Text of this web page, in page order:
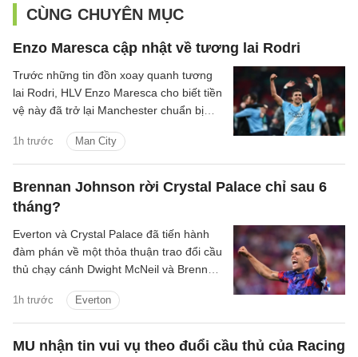
CÙNG CHUYÊN MỤC
Enzo Maresca cập nhật về tương lai Rodri
1h trước Man City
Trước những tin đồn xoay quanh tương
lai Rodri, HLV Enzo Maresca cho biết tiền
vệ này đã trở lại Manchester chuẩn bị
Brennan Johnson rời Crystal Palace chỉ sau 6
tháng?
1h trước Everton
Everton và Crystal Palace đã tiến hành
đàm phán về một thỏa thuận trao đổi cầu
thủ chạy cánh Dwight McNeil và Brennan
MU nhận tin vui vụ theo đuổi cầu thủ của Racing